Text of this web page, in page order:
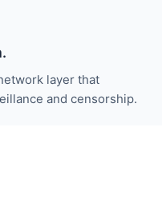
layer that
and censorship.